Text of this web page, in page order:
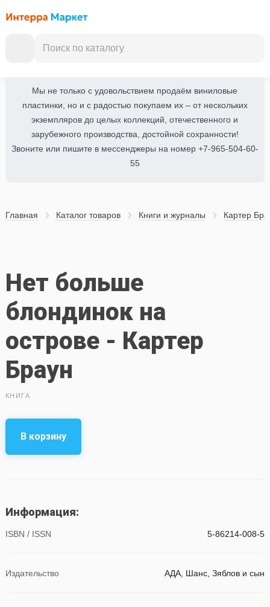
Мы не только с удовольствием продаём виниловые
пластинки, но и с радостью покупаем их – от нескольких
экземпляров до целых коллекций, отечественного и
зарубежного производства, достойной сохранности!
Звоните или пишите в мессенджеры на номер +7-965-504-60-
55
Главная Каталог товаров Книги и журналы Картер
Нет больше
блондинок на
острове - Картер
Браун
КНИГА
В корзину
Информация:
ISBN / ISSN 5-86214-008-5
Издательство АДА, Шанс, Зяблов и сын